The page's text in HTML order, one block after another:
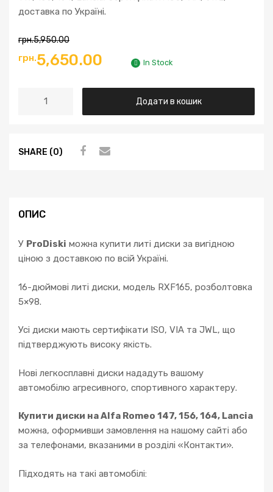
доставка по Україні.
грн.5,950.00
грн.5,650.00 In Stock
Додати в кошик
SHARE (0)
ОПИС
У ProDiski можна купити литі диски за вигідною
ціною з доставкою по всій Україні.
16-дюймові литі диски, модель RXF165, розболтовка
5×98.
Усі диски мають сертифікати ISO, VIA та JWL, що
підтверджують високу якість.
Нові легкосплавні диски нададуть вашому
автомобілю агресивного, спортивного характеру.
Купити диски на Alfa Romeo 147, 156, 164, Lancia
можна, оформивши замовлення на нашому сайті або
за телефонами, вказаними в розділі «Контакти».
Підходять на такі автомобілі: